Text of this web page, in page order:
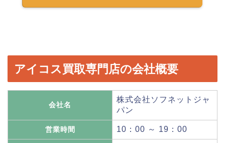
アイコス買取専門店の会社概要
会社名
株式会社ソフネットジャ
パン
営業時間 10：00 ～ 19：00